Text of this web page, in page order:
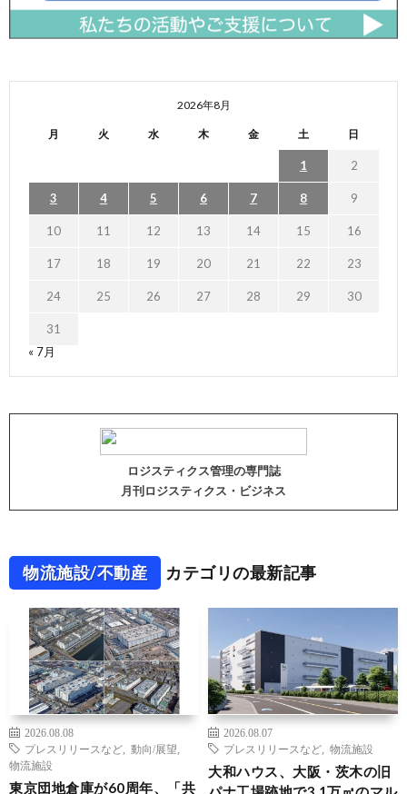
2026年8月
月 火 水 木 金 土 日
1 2
3 4 5 6 7 8 9
10 11 12 13 14 15 16
17 18 19 20 21 22 23
24 25 26 27 28 29 30
31
« 7月
ロジスティクス管理の専門誌
月刊ロジスティクス・ビジネス
物流施設/不動産 カテゴリの最新記事
2026.08.08
プレスリリースなど
動向/展望
物流施設
東京団地倉庫が60周年、「共
2026.08.07
プレスリリースなど
物流施設
大和ハウス、大阪・茨木の旧